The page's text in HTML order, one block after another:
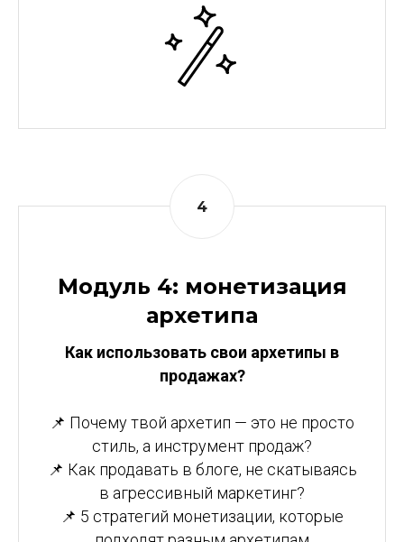
Модуль 4: монетизация
архетипа
Как использовать свои архетипы в
продажах?
📌 Почему твой архетип — это не просто
стиль, а инструмент продаж?
📌 Как продавать в блоге, не скатываясь
в агрессивный маркетинг?
📌 5 стратегий монетизации, которые